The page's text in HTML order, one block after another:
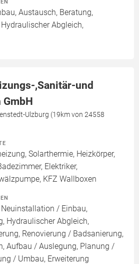
Austausch, Beratung,
Abgleich,
,Sanitär-und
Ulzburg (19km von 24558
Solarthermie, Heizkörper,
Elektriker,
KFZ Wallboxen
/ Einbau,
Hydraulischer Abgleich,
Renovierung / Badsanierung,
Aufbau / Auslegung, Planung /
/ Umbau, Erweiterung